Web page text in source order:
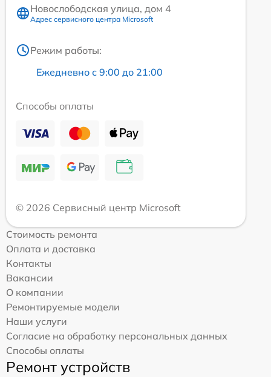
Новослободская улица, дом 4
Адрес сервисного центра Microsoft
Режим работы:
Ежедневно с 9:00 до 21:00
Способы оплаты
© 2026 Сервисный центр Microsoft
Стоимость ремонта
Оплата и доставка
Контакты
Вакансии
О компании
Ремонтируемые модели
Наши услуги
Согласие на обработку персональных данных
Способы оплаты
Ремонт устройств